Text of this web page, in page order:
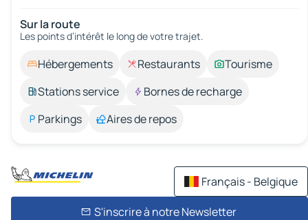
Sur la route
Les points d’intérêt le long de votre trajet.
Hébergements Restaurants
Tourisme
Stations service
Bornes de recharge
Parkings
Aires de repos
Français - Belgique
S'inscrire à notre Newsletter